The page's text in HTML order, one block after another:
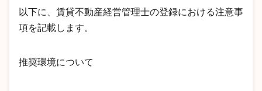
以下に、賃貸不動産経営管理士の登録における注意事
項を記載します。
推奨環境について